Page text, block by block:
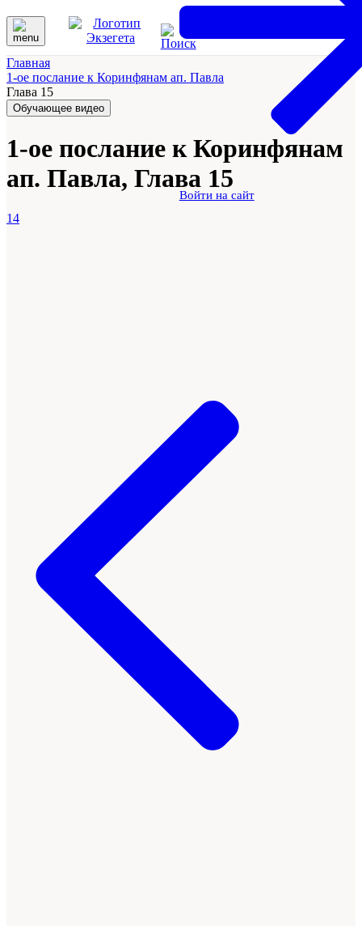
Войти на сайт
Главная
1-ое послание к Коринфянам ап. Павла
Глава 15
Обучающее видео
1-ое послание к Коринфянам
ап. Павла, Глава 15
14